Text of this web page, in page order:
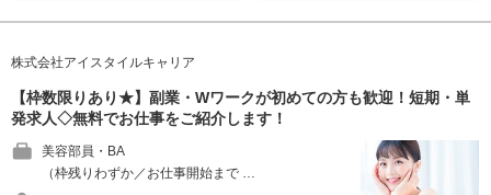
株式会社アイスタイルキャリア
【枠数限りあり★】副業・Wワークが初めての方も歓迎！短期・単
発求人◇無料でお仕事をご紹介します！
美容部員・BA
（枠残りわずか／お仕事開始まで …